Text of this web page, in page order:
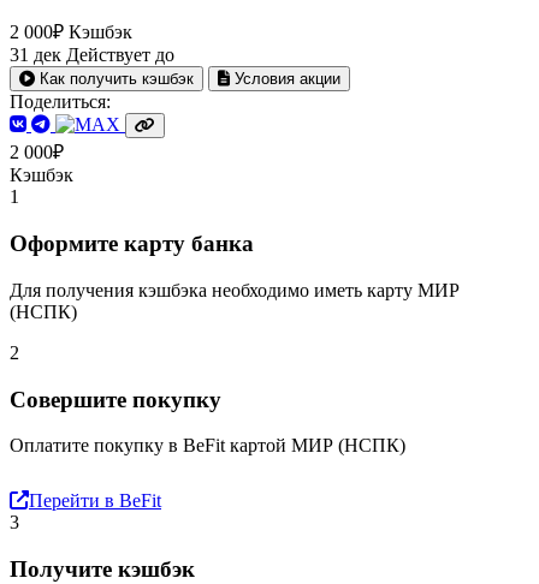
2 000₽ Кэшбэк
31 дек Действует до
Как получить кэшбэк Условия акции
Поделиться:
2 000₽
Кэшбэк
1
Оформите карту банка
Для получения кэшбэка необходимо иметь карту МИР
(НСПК)
2
Совершите покупку
Оплатите покупку в BeFit картой МИР (НСПК)
Перейти в BeFit
3
Получите кэшбэк